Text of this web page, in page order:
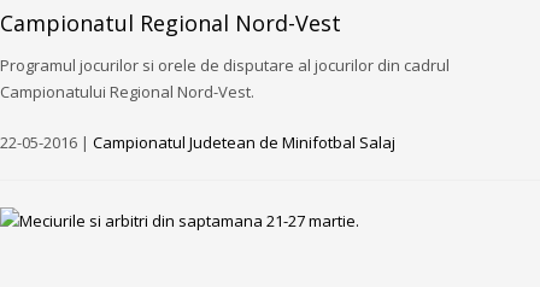
Campionatul Regional Nord-Vest
Programul jocurilor si orele de disputare al jocurilor din cadrul
Campionatului Regional Nord-Vest.
22-05-2016 | Campionatul Judetean de Minifotbal Salaj